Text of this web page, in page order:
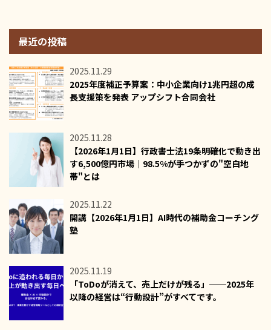
最近の投稿
2025.11.29
2025年度補正予算案：中小企業向け1兆円超の成
長支援策を発表 アップシフト合同会社
2025.11.28
【2026年1月1日】行政書士法19条明確化で動き出
す6,500億円市場｜98.5%が手つかずの"空白地
帯"とは
2025.11.22
開講【2026年1月1日】AI時代の補助金コーチング
塾
2025.11.19
「ToDoが消えて、売上だけが残る」──2025年
以降の経営は“行動設計”がすべてです。